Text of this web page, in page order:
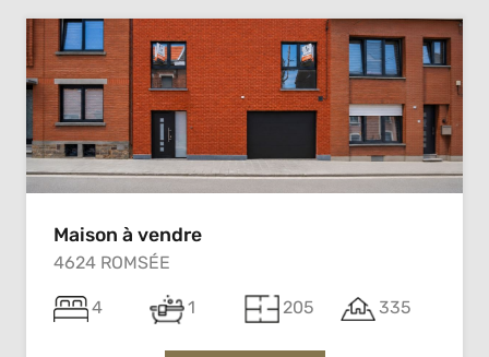
Maison à vendre
4624 ROMSÉE
4 1 205 335